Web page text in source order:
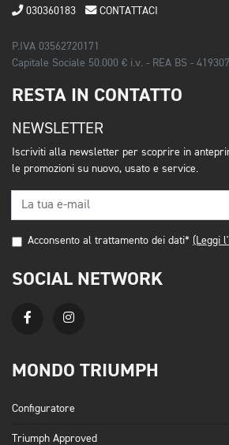
030360183 CONTATTACI
P.IVA 03562720171
Capitale Sociale 50.000 € i.v. - REA BS - 419307
RESTA IN CONTATTO
NEWSLETTER
Iscriviti alla newsletter per scoprire in
le promozioni su nuovo, usato e service.
Acconsento al trattamento dei dati* (Leggi
SOCIAL NETWORK
MONDO TRIUMPH
Configuratore
Triumph Approved